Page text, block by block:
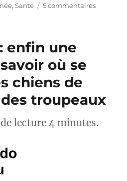
,Sante 5 commentairessur
enfin une
où se
chiens de
troupeaux
lecture 4 minutes.